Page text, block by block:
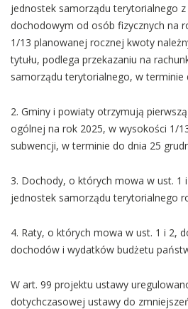
jednostek samorządu terytorialnego z
dochodowym od osób fizycznych na
1/13 planowanej rocznej kwoty
tytułu, podlega przekazaniu na
samorządu terytorialnego, w terminie
2. Gminy i powiaty otrzymują
ogólnej na rok 2025, w wysokości 1/
subwencji, w terminie do dnia 25
3. Dochody, o których mowa w ust. 1
jednostek samorządu terytorialnego
4. Raty, o których mowa w ust. 1 i 2,
dochodów i wydatków budżetu
W art. 99 projektu ustawy
dotychczasowej ustawy do